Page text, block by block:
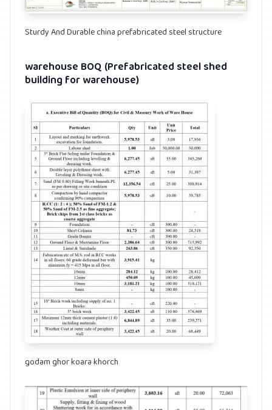
Sturdy And Durable china prefabricated steel structure
warehouse BOQ (Prefabricated steel shed
building for warehouse)
godam ghor koara khorch